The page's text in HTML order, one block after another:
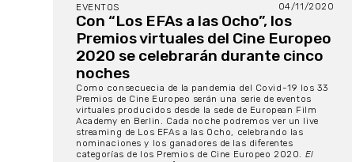
EVENTOS 04/11/2020
Con “Los EFAs a las Ocho”, los
Premios virtuales del Cine Europeo
2020 se celebrarán durante cinco
noches
Como consecuecia de la pandemia del Covid-19 los 33
Premios de Cine Europeo serán una serie de eventos
virtuales producidos desde la sede de European Film
Academy en Berlin. Cada noche podremos ver un live
streaming de Los EFAs a las Ocho, celebrando las
nominaciones y los ganadores de las diferentes
categorías de los Premios de Cine Europeo 2020. El